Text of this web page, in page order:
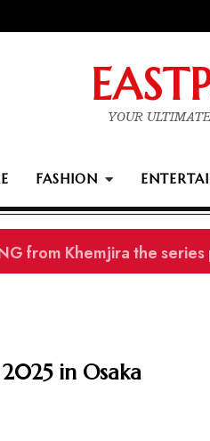
YOUR
FASHION
Awards winners
in Osaka